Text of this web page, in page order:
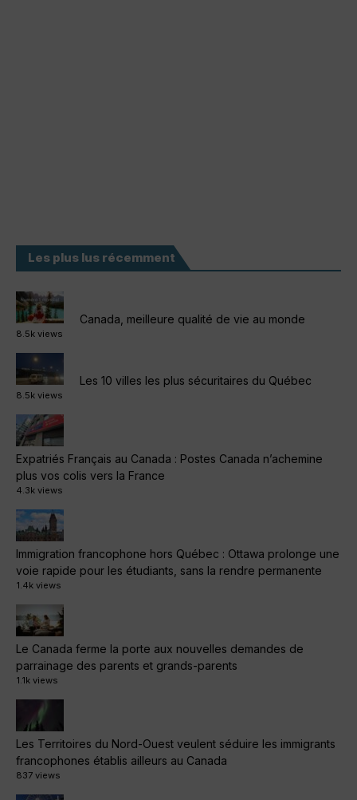
Les plus lus récemment
Canada, meilleure qualité de vie au monde
8.5k views
Les 10 villes les plus sécuritaires du Québec
8.5k views
Expatriés Français au Canada : Postes Canada n’achemine
plus vos colis vers la France
4.3k views
Immigration francophone hors Québec : Ottawa prolonge une
voie rapide pour les étudiants, sans la rendre permanente
1.4k views
Le Canada ferme la porte aux nouvelles demandes de
parrainage des parents et grands-parents
1.1k views
Les Territoires du Nord-Ouest veulent séduire les immigrants
francophones établis ailleurs au Canada
837 views